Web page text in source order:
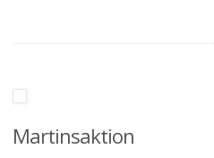
Martinsaktion